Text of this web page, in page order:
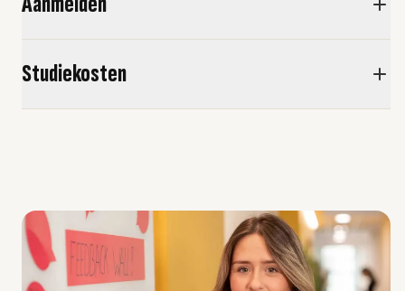
Studiekosten